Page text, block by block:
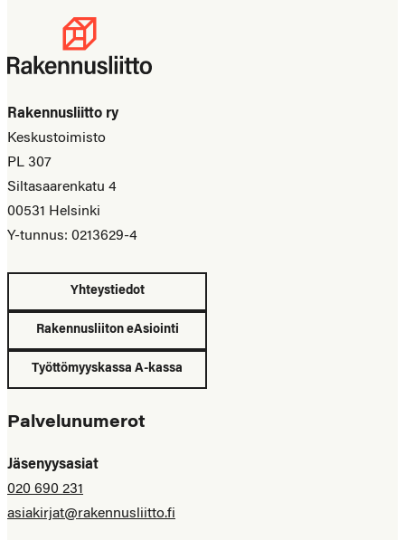
Rakennusliitto ry
Keskustoimisto
PL 307
Siltasaarenkatu 4
00531 Helsinki
Y-tunnus: 0213629-4
Yhteystiedot
Rakennusliiton eAsiointi
Työttömyyskassa A-kassa
Palvelunumerot
Jäsenyysasiat
020 690 231
asiakirjat@rakennusliitto.fi